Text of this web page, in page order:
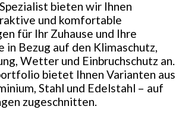
bieten wir Ihnen
und komfortable
für Ihr Zuhause und Ihre
in Bezug auf den Klimaschutz,
Wetter und Einbruchschutz an.
bietet Ihnen Varianten aus
Stahl und Edelstahl – auf
zugeschnitten.